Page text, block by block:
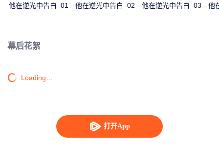
打开App
他在逆光中告白_01 他在逆光中告白_02 他在逆光中告白_03 他
幕后花絮
Loading…